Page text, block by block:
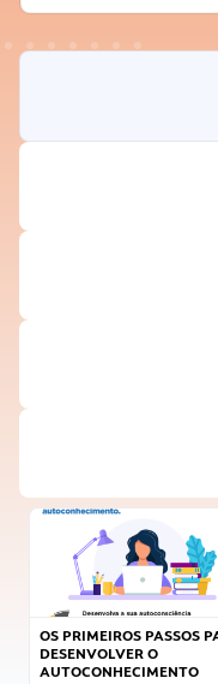
OS PRIMEIROS PASSOS
DESENVOLVER O
AUTOCONHECIMENTO